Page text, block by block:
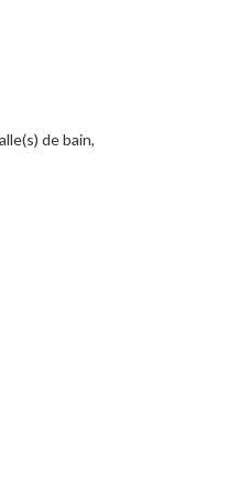
de bain,